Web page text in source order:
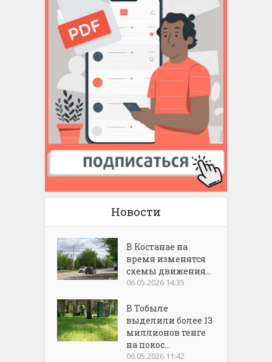
Новости
В Костанае на
время изменятся
схемы движения...
06.05.2026 14:35
В Тобыле
выделили более 13
миллионов тенге
на покос...
06.05.2026 11:42